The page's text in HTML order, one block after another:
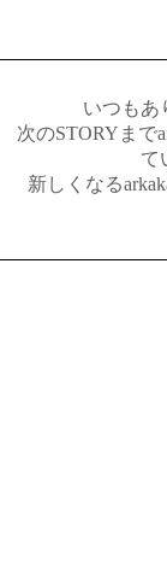
いつもあ
次のSTORYまで
て
新しくなる